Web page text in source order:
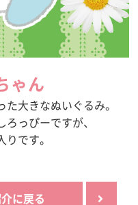
ゃん
た大きなぬいぐるみ。
ろっぴーですが、
りです。
に戻る